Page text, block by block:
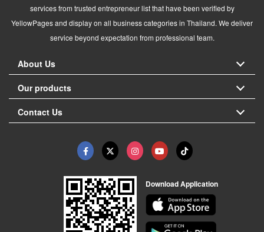
services from trusted entrepreneur list that have been verified by
YellowPages and display on all business categories in Thailand. We deliver
service beyond expectation from professional team.
About Us
Our products
Contact Us
Download Application